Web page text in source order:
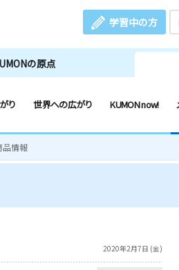
学習中の方
の原点
り 世界への広がり KUMON now!
品情報
2020年2月7日 (金)